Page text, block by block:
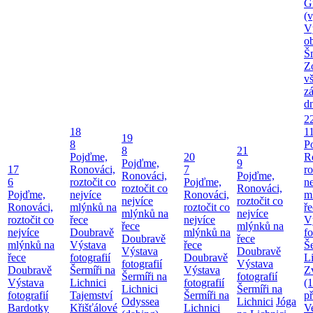
17
6
Pojďme,
Ronováci,
roztočit co
nejvíce
mlýnků na
řece
Doubravě
Výstava
fotografií
Bardotky
18
8
Pojďme,
Ronováci,
roztočit co
nejvíce
mlýnků na
řece
Doubravě
Výstava
fotografií
Šermíři na
Lichnici
Tajemství
Křišťálové
19
8
Pojďme,
Ronováci,
roztočit co
nejvíce
mlýnků na
řece
Doubravě
Výstava
fotografií
Šermíři na
Lichnici
Odyssea
20
7
Pojďme,
Ronováci,
roztočit co
nejvíce
mlýnků na
řece
Doubravě
Výstava
fotografií
Šermíři na
Lichnici
21
9
Pojďme,
Ronováci,
roztočit co
nejvíce
mlýnků na
řece
Doubravě
Výstava
fotografií
Šermíři na
Lichnici Jóga